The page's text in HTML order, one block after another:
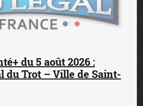
du 5 août 2026 :
du Trot – Ville de Saint-